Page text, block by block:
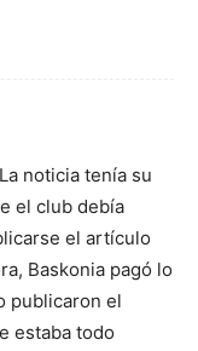
noticia tenía su
el club debía
el artículo
Baskonia pagó lo
publicaron el
estaba todo